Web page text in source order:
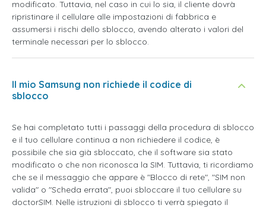
modificato. Tuttavia, nel caso in cui lo sia, il cliente dovrà
ripristinare il cellulare alle impostazioni di fabbrica e
assumersi i rischi dello sblocco, avendo alterato i valori del
terminale necessari per lo sblocco.
Il mio Samsung non richiede il codice di
sblocco
Se hai completato tutti i passaggi della procedura di sblocco
e il tuo cellulare continua a non richiedere il codice, è
possibile che sia già sbloccato, che il software sia stato
modificato o che non riconosca la SIM. Tuttavia, ti ricordiamo
che se il messaggio che appare è "Blocco di rete", "SIM non
valida" o "Scheda errata", puoi sbloccare il tuo cellulare su
doctorSIM. Nelle istruzioni di sblocco ti verrà spiegato il